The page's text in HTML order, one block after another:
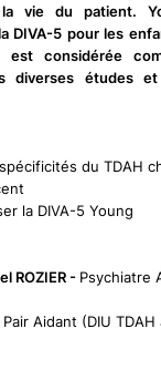
vie du patient.
DIVA-5 pour les
est considérée
diverses études
du TDAH
la DIVA-5 Young
ROZIER - Psychiatre
Pair Aidant (DIU